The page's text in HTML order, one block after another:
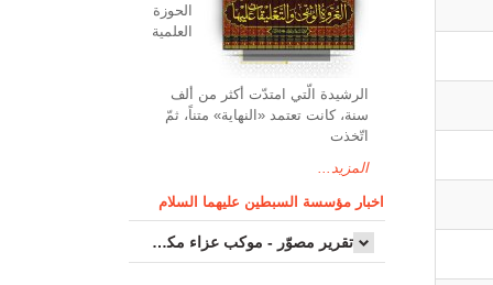
الحوزة
العلمیة
الرشیدة الّتي امتدّت أكثر من ألف
سنة، كانت تعتمد «النهاية» متناً، ثمّ
اتّخذت
المزيد...
اخبار مؤسسة السبطين عليهما السلام
تقرير مصوّر - موكب عزاء مکتب سماحة اية الله السيد مرتضى الموسوي الاصفهاني في يوم إستشهاد السيدة فاطم...